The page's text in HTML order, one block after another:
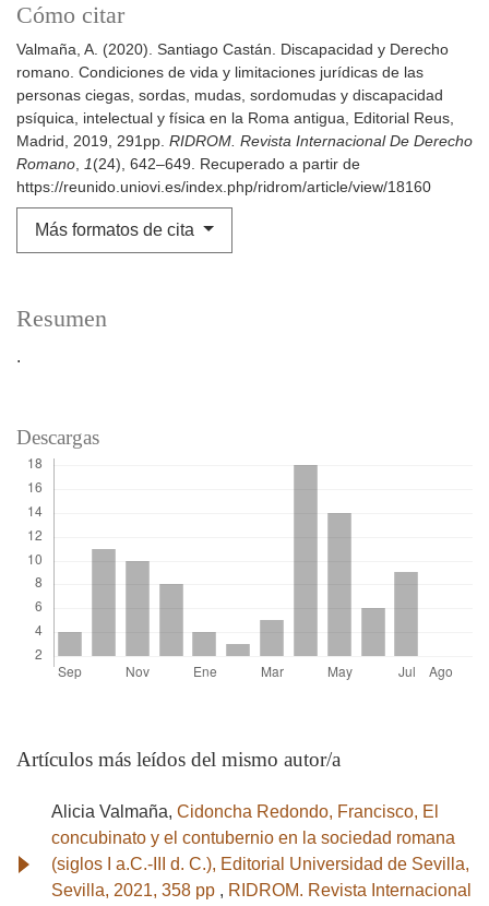
Cómo citar
Valmaña, A. (2020). Santiago Castán. Discapacidad y Derecho
romano. Condiciones de vida y limitaciones jurídicas de las
personas ciegas, sordas, mudas, sordomudas y discapacidad
psíquica, intelectual y física en la Roma antigua, Editorial Reus,
Madrid, 2019, 291pp. RIDROM. Revista Internacional De Derecho
Romano, 1(24), 642–649. Recuperado a partir de
https://reunido.uniovi.es/index.php/ridrom/article/view/18160
Más formatos de cita
Resumen
.
Descargas
Artículos más leídos del mismo autor/a
Alicia Valmaña, Cidoncha Redondo, Francisco, El
concubinato y el contubernio en la sociedad romana
(siglos I a.C.-III d. C.), Editorial Universidad de Sevilla,
Sevilla, 2021, 358 pp , RIDROM. Revista Internacional